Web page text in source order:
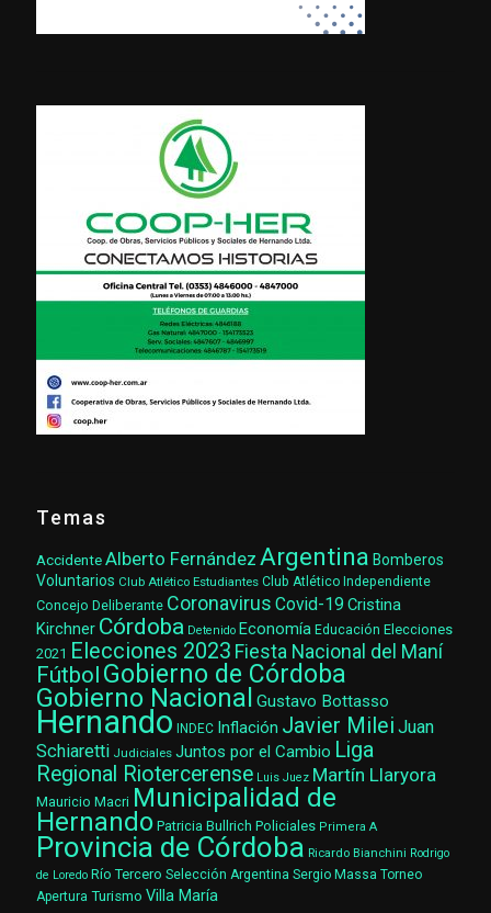
Temas
AccidenteAlberto Fernández Argentina Bomberos
Voluntarios Club Atlético Estudiantes Club Atlético Independiente
Concejo Deliberante Coronavirus Covid-19 Cristina
Kirchner Córdoba Detenido Economía Educación Elecciones
2021 Elecciones 2023 Fiesta Nacional del Maní
Fútbol Gobierno de Córdoba
Gobierno Nacional Gustavo Bottasso
Hernando INDEC Inflación Javier Milei Juan
Schiaretti Judiciales Juntos por el Cambio Liga
Regional Riotercerense Luis Juez Martín Llaryora
Mauricio Macri Municipalidad de
Hernando Patricia Bullrich Policiales Primera A
Provincia de Córdoba Ricardo Bianchini Rodrigo
de Loredo Río Tercero Selección Argentina Sergio Massa Torneo
Apertura Turismo Villa María